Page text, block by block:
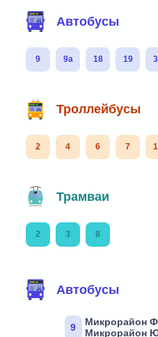
Автобусы
9 9а 18 19
Троллейбусы
2 4 6 7
Трамваи
2 3 8
Автобусы
9
Микрорайон
Микрорайон